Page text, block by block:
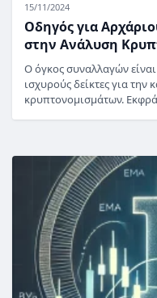
15/11/2024
Οδηγός για
στην Ανάλυση
Ο όγκος συναλλαγών
ισχυρούς δείκτες για
κρυπτονομισμάτων.